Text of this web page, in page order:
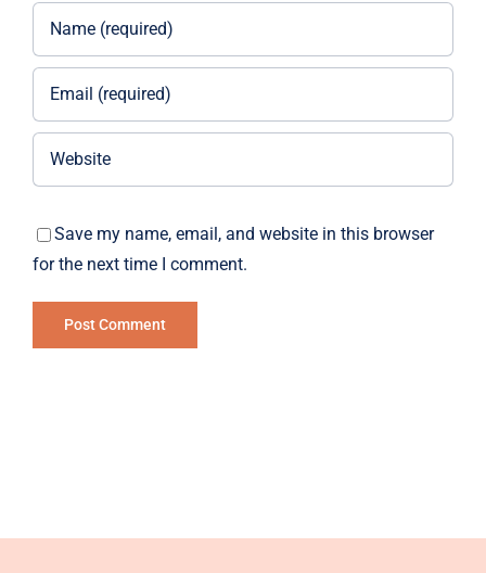
Save my name, email, and website in this browser
for the next time I comment.